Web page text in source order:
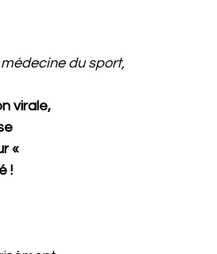
du sport,
virale,
«
!